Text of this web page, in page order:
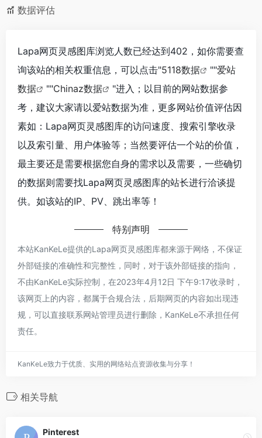
数据评估
Lapa网页灵感图库浏览人数已经达到402，如你需要查
询该站的相关权重信息，可以点击"5118数据 ""爱站
数据
""Chinaz数据
"进入；以目前的网站数据参
考，建议大家请以爱站数据为准，更多网站价值评估因
素如：Lapa网页灵感图库的访问速度、搜索引擎收录
以及索引量、用户体验等；当然要评估一个站的价值，
最主要还是需要根据您自身的需求以及需要，一些确切
的数据则需要找Lapa网页灵感图库的站长进行洽谈提
供。如该站的IP、PV、跳出率等！
特别声明
本站KanKeLe提供的Lapa网页灵感图库都来源于网络，不保证
外部链接的准确性和完整性，同时，对于该外部链接的指向，
不由KanKeLe实际控制，在2023年4月12日 下午9:17收录时，
该网页上的内容，都属于合规合法，后期网页的内容如出现违
规，可以直接联系网站管理员进行删除，KanKeLe不承担任何
责任。
KanKeLe致力于优质、实用的网络站点资源收集与分享！
相关导航
Pinterest